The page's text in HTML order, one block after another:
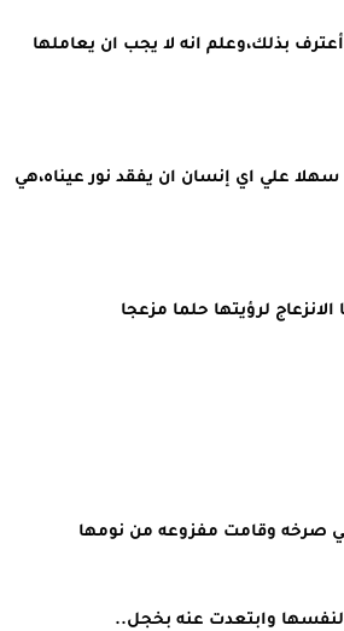
بذلك،وعلم انه لا يجب ان يعاملها
علي اي إنسان ان يفقد نور عيناه،هي
لرؤيتها حلما مزعجا
صرخه وقامت مفزوعه من نومها
وابتعدت عنه بخجل..